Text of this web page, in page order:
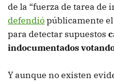
de la “fuerza de tarea de
defendiópúblicamente el
para detectar supuestos
indocumentados
Y aunque no existen